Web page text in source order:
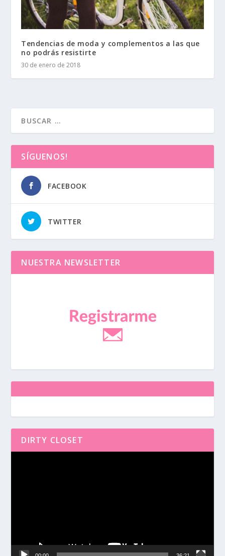
Tendencias de moda y complementos a las que
no podrás resistirte
30 de enero de 2018
SÍGUENOS!
FACEBOOK
TWITTER
NUESTRA NEWSLETTER
DIRTY CLOSET